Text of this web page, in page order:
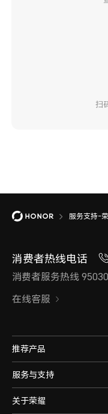
扫
服务支持-
消费者热线电话
消费者服务热线 95030
在线客服
推荐产品
服务与支持
关于荣耀